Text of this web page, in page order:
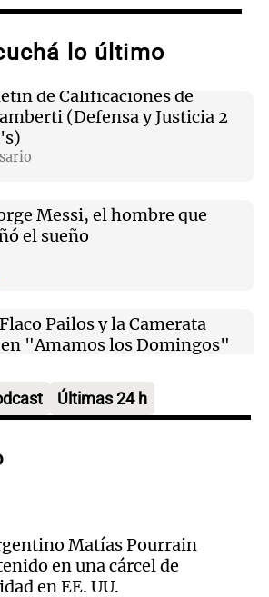
la muerte de un cabecilla
cómo estará el tiempo este
cómo estará el tiempo este
lo último
de Calificaciones de
(Defensa y Justicia 2
Messi, el hombre que
el sueño
Pailos y la Camerata
"Amamos los Domingos"
su obra en Cadena 3
espera a León XIV con el
paso de Juan Pablo II: "Te
con la mirada"
Últimas 24 h
Matías Pourrain
en una cárcel de
en EE. UU.